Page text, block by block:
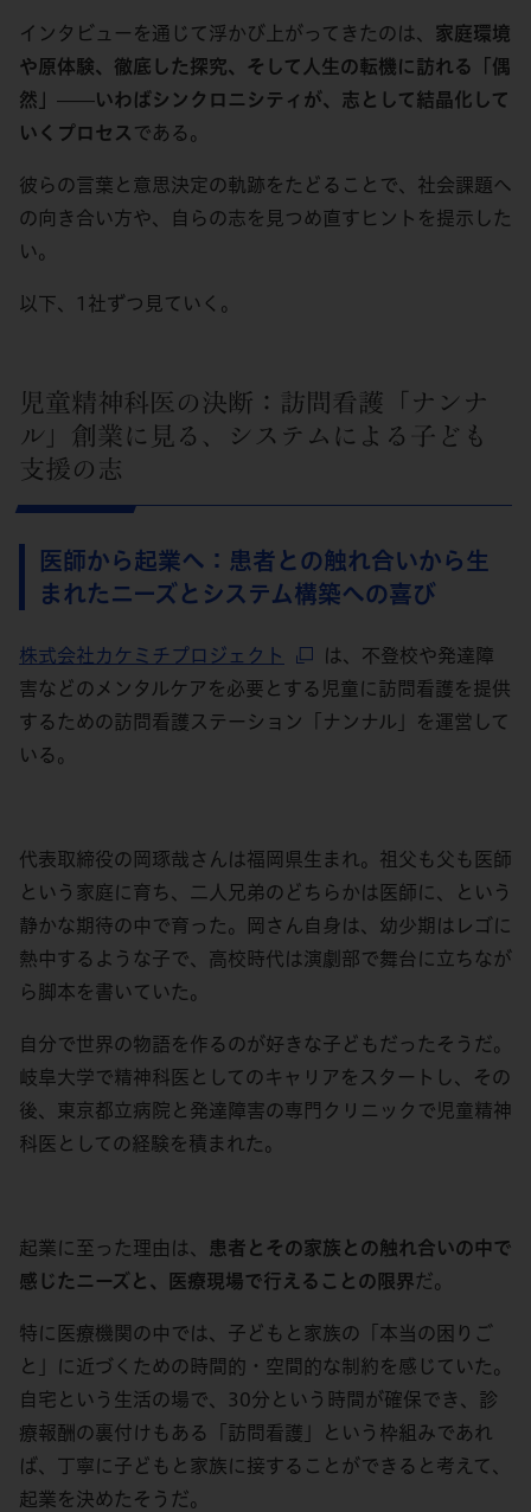
インタビューを通じて浮かび上がってきたのは、 家庭環境
や原体験、徹底した探究、そして人生の転機に訪れる「偶
然」——いわばシンクロニシティが、志として結晶化して
いくプロセス である。
彼らの言葉と意思決定の軌跡をたどることで、社会課題へ
の向き合い方や、自らの志を見つめ直すヒントを提示した
い。
以下、1社ずつ見ていく。
児童精神科医の決断：訪問看護「ナンナ
ル」創業に見る、システムによる子ども
支援の志
医師から起業へ：患者との触れ合いから生
まれたニーズとシステム構築への喜び
株式会社カケミチプロジェクト
は、不登校や発達障
害などのメンタルケアを必要とする児童に訪問看護を提供
するための訪問看護ステーション「ナンナル」を運営して
いる。
代表取締役の岡琢哉さんは福岡県生まれ。祖父も父も医師
という家庭に育ち、二人兄弟のどちらかは医師に、という
静かな期待の中で育った。岡さん自身は、幼少期はレゴに
熱中するような子で、高校時代は演劇部で舞台に立ちなが
ら脚本を書いていた。
自分で世界の物語を作るのが好きな子どもだったそうだ。
岐阜大学で精神科医としてのキャリアをスタートし、その
後、東京都立病院と発達障害の専門クリニックで児童精神
科医としての経験を積まれた。
起業に至った理由は、
患者とその家族との触れ合いの中で
感じたニーズと、医療現場で行えることの限界だ。
特に医療機関の中では、子どもと家族の「本当の困りご
と」に近づくための時間的・空間的な制約を感じていた。
自宅という生活の場で、30分という時間が確保でき、診
療報酬の裏付けもある「訪問看護」という枠組みであれ
ば、丁寧に子どもと家族に接することができると考えて、
起業を決めたそうだ。